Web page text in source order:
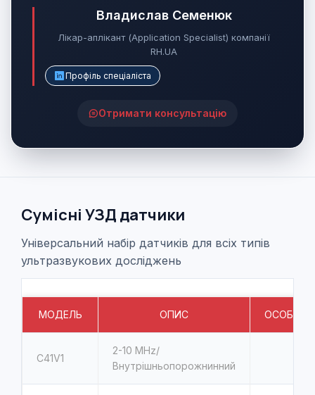
Владислав Семенюк
Лікар-аплікант (Application Specialist) компанії
RH.UA
Профіль спеціаліста
Отримати консультацію
Сумісні УЗД датчики
Універсальний набір датчиків для всіх типів
ультразвукових досліджень
МОДЕЛЬ ОПИС
C41V1
2-10 MHz/
Внутрішньопорожнинний